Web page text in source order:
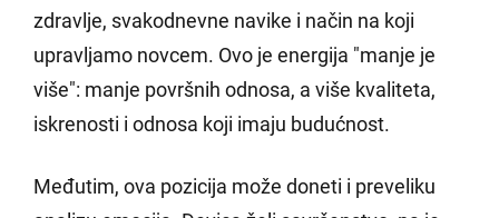
zdravlje, svakodnevne navike i način na koji
upravljamo novcem. Ovo je energija "manje je
više": manje površnih odnosa, a više kvaliteta,
iskrenosti i odnosa koji imaju budućnost.
Međutim, ova pozicija može doneti i preveliku